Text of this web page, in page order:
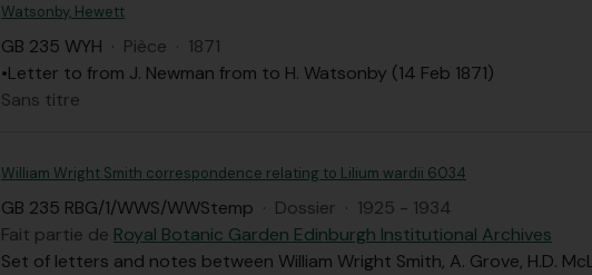
Watsonby, Hewett
GB 235 WYH · Pièce · 1871
•Letter to from J. Newman from to H. Watsonby (14 Feb 1871)
Sans titre
William Wright Smith correspondence relating to Lilium wardii 6034
GB 235 RBG/1/WWS/WWStemp · Dossier · 1925 - 1934
Fait partie de Royal Botanic Garden Edinburgh Institutional Archives
Set of letters and notes between William Wright Smith, A. Grove, H.D.